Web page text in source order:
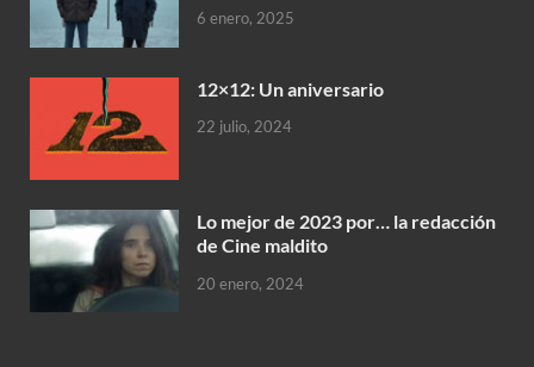
6 enero, 2025
12×12: Un aniversario
22 julio, 2024
Lo mejor de 2023 por… la redacción
de Cine maldito
20 enero, 2024